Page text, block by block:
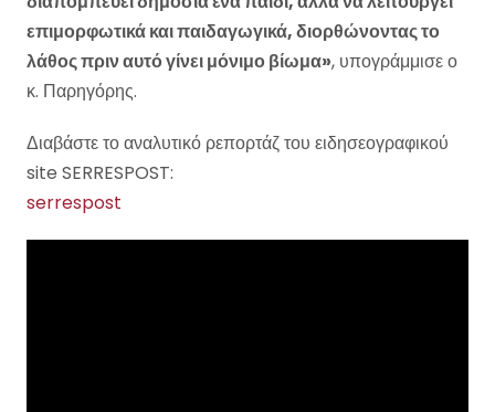
επιμορφωτικά και παιδαγωγικά, διορθώνοντας το
λάθος πριν αυτό γίνει μόνιμο βίωμα», υπογράμμισε ο
κ. Παρηγόρης.
Διαβάστε το αναλυτικό ρεπορτάζ του ειδησεογραφικού
site SERRESPOST:
serrespost